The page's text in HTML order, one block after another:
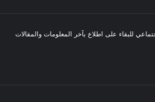
للبقاء على اطلاع بآخر المعلومات والمقالات